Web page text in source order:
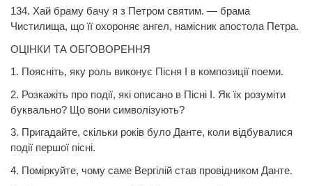
134. Хай браму бачу я з Петром святим. — брама
Чистилища, що її охороняє ангел, намісник апостола Петра.
ОЦІНКИ ТА ОБГОВОРЕННЯ
1. Поясніть, яку роль виконує Пісня І в композиції поеми.
2. Розкажіть про події, які описано в Пісні І. Як їх розуміти
буквально? Що вони символізують?
3. Пригадайте, скільки років було Данте, коли відбувалися
події першої пісні.
4. Поміркуйте, чому саме Вергілій став провідником Данте.